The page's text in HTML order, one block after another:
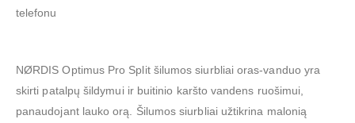
telefonu
NØRDIS Optimus Pro Split šilumos siurbliai oras-vanduo yra
skirti patalpų šildymui ir buitinio karšto vandens ruošimui,
panaudojant lauko orą. Šilumos siurbliai užtikrina malonią